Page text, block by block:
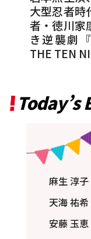
麻生 淳子
天海 祐希
安藤 玉恵
大型忍者時
者・徳川家
き逆襲劇
THE TEN